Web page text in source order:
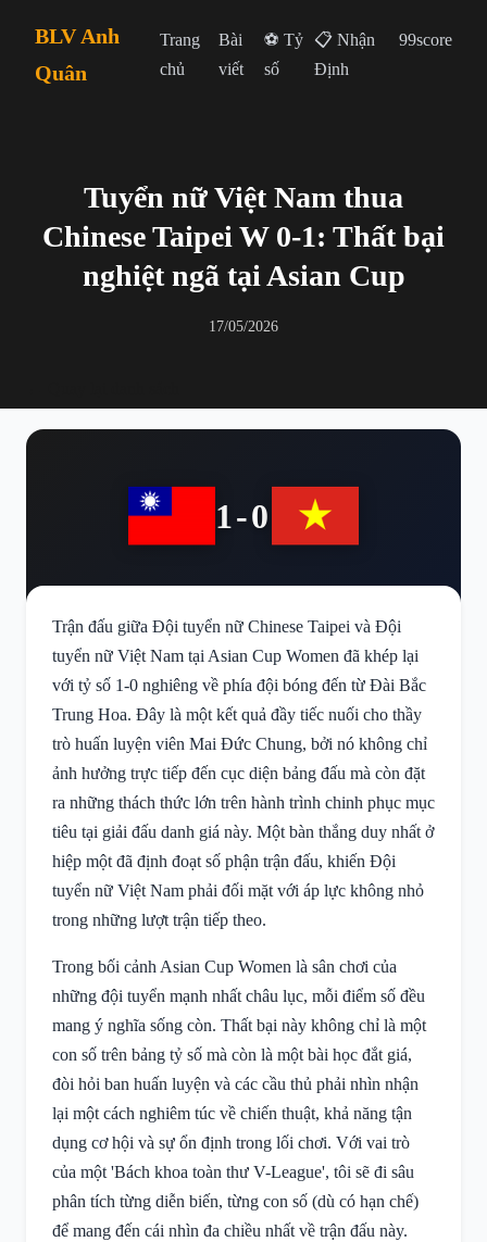
BLV Anh
Quân
Trang
chủ
Bài
viết
⚽ Tỷ
số
📋 Nhận
Định
99score
Tuyển nữ Việt Nam thua
Chinese Taipei W 0-1: Thất bại
nghiệt ngã tại Asian Cup
17/05/2026
1-0
Trận đấu giữa Đội tuyển nữ Chinese Taipei và Đội
tuyển nữ Việt Nam tại Asian Cup Women đã khép lại
với tỷ số 1-0 nghiêng về phía đội bóng đến từ Đài Bắc
Trung Hoa. Đây là một kết quả đầy tiếc nuối cho thầy
trò huấn luyện viên Mai Đức Chung, bởi nó không chỉ
ảnh hưởng trực tiếp đến cục diện bảng đấu mà còn đặt
ra những thách thức lớn trên hành trình chinh phục mục
tiêu tại giải đấu danh giá này. Một bàn thắng duy nhất ở
hiệp một đã định đoạt số phận trận đấu, khiến Đội
tuyển nữ Việt Nam phải đối mặt với áp lực không nhỏ
trong những lượt trận tiếp theo.
Trong bối cảnh Asian Cup Women là sân chơi của
những đội tuyển mạnh nhất châu lục, mỗi điểm số đều
mang ý nghĩa sống còn. Thất bại này không chỉ là một
con số trên bảng tỷ số mà còn là một bài học đắt giá,
đòi hỏi ban huấn luyện và các cầu thủ phải nhìn nhận
lại một cách nghiêm túc về chiến thuật, khả năng tận
dụng cơ hội và sự ổn định trong lối chơi. Với vai trò
của một 'Bách khoa toàn thư V-League', tôi sẽ đi sâu
phân tích từng diễn biến, từng con số (dù có hạn chế)
để mang đến cái nhìn đa chiều nhất về trận đấu này.